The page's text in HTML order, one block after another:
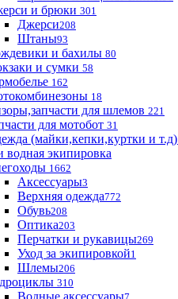
и брюки 301
Джерси208
Штаны93
и бахилы 80
и сумки 58
162
18
для шлемов 221
для мотобот 31
(майки,кепки,куртки и т.д)
водная экипировка
1662
Аксессуары3
Верхняя одежда772
Обувь208
Оптика203
Перчатки и рукавицы269
Уход за экипировкой1
Шлемы206
310
Водные аксессуары